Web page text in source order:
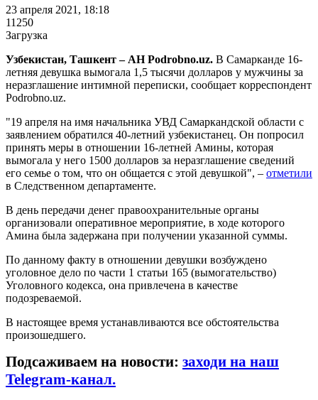
23 апреля 2021, 18:18
11250
Загрузка
Узбекистан, Ташкент – АН Podrobno.uz. В Самарканде 16-
летняя девушка вымогала 1,5 тысячи долларов у мужчины за
неразглашение интимной переписки, сообщает корреспондент
Podrobno.uz.
"19 апреля на имя начальника УВД Самаркандской области с
заявлением обратился 40-летний узбекистанец. Он попросил
принять меры в отношении 16-летней Амины, которая
вымогала у него 1500 долларов за неразглашение сведений
его семье о том, что он общается с этой девушкой", – отметили
в Следственном департаменте.
В день передачи денег правоохранительные органы
организовали оперативное мероприятие, в ходе которого
Амина была задержана при получении указанной суммы.
По данному факту в отношении девушки возбуждено
уголовное дело по части 1 статьи 165 (вымогательство)
Уголовного кодекса, она привлечена в качестве
подозреваемой.
В настоящее время устанавливаются все обстоятельства
произошедшего.
Подсаживаем на новости: заходи на наш
Telegram-канал.